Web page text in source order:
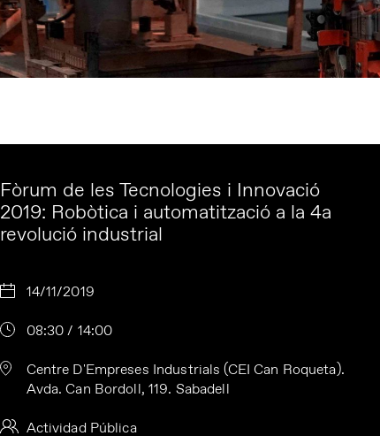
Fòrum de les Tecnologies i Innovació
2019: Robòtica i automatització a la 4a
revolució industrial
14/11/2019
08:30 / 14:00
Centre D'Empreses Industrials (CEI Can Roqueta).
Avda. Can Bordoll, 119. Sabadell
Actividad Pública